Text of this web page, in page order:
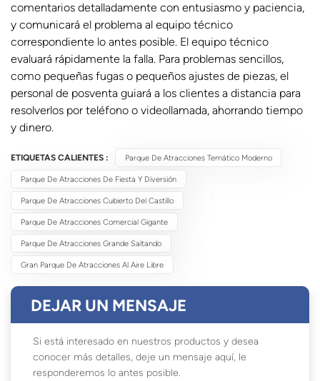
comentarios detalladamente con entusiasmo y paciencia,
y comunicará el problema al equipo técnico
correspondiente lo antes posible. El equipo técnico
evaluará rápidamente la falla. Para problemas sencillos,
como pequeñas fugas o pequeños ajustes de piezas, el
personal de posventa guiará a los clientes a distancia para
resolverlos por teléfono o videollamada, ahorrando tiempo
y dinero.
ETIQUETAS CALIENTES : Parque De Atracciones Temático Moderno
Parque De Atracciones De Fiesta Y Diversión
Parque De Atracciones Cubierto Del Castillo
Parque De Atracciones Comercial Gigante
Parque De Atracciones Grande Saltando
Gran Parque De Atracciones Al Aire Libre
DEJAR UN MENSAJE
Si está interesado en nuestros productos y desea
conocer más detalles, deje un mensaje aquí, le
responderemos lo antes posible.